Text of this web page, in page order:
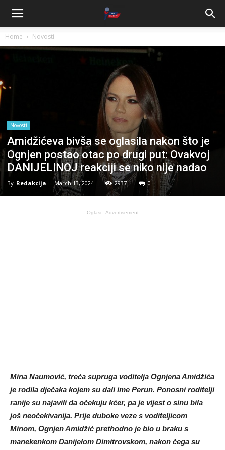
Home Novosti
Novosti
Amidžićeva bivša se oglasila nakon što je
Ognjen postao otac po drugi put: Ovakvoj
DANIJELINOJ reakciji se niko nije nadao
By Redakcija - March 13, 2024 2937 0
Oglasi - Advertisement
Mina Naumović, treća supruga voditelja Ognjena Amidžića
je rodila dječaka kojem su dali ime Perun. Ponosni roditelji
ranije su najavili da očekuju kćer, pa je vijest o sinu bila
još neočekivanija. Prije duboke veze s voditeljicom
Minom, Ognjen Amidžić prethodno je bio u braku s
manekenkom Danijelom Dimitrovskom, nakon čega su